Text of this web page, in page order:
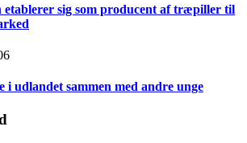
etablerer sig som producent af træpiller til
i udlandet sammen med andre unge